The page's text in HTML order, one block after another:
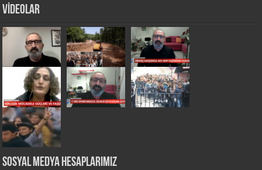
VİDEOLAR
Sosyal Medya Hesaplarımız